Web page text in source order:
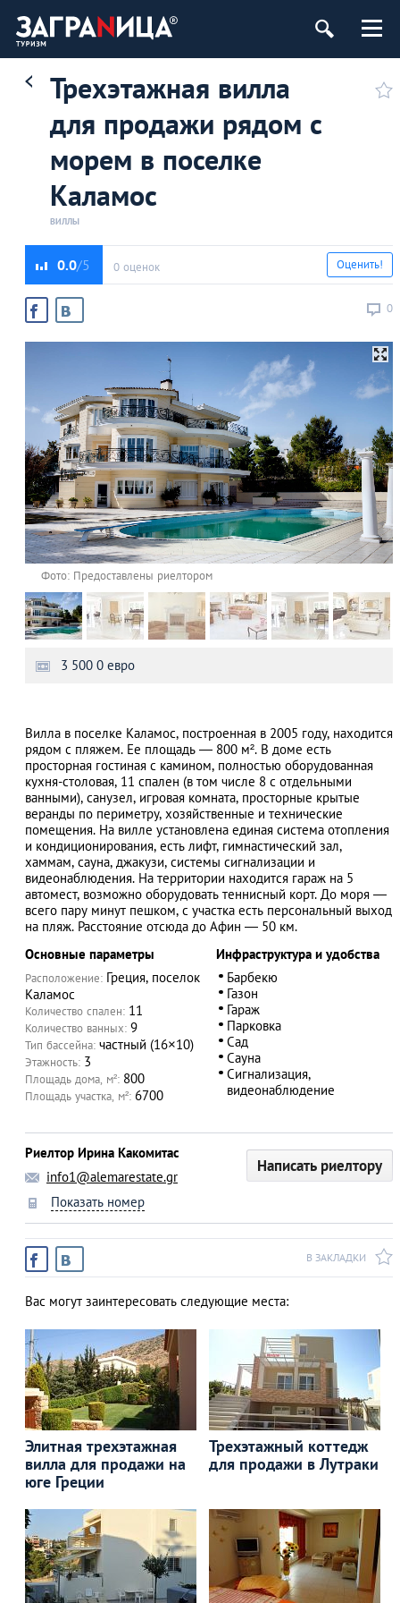
АЗАД
Трехэтажная вилла
для продажи рядом с
морем в поселке
Каламос
ВИЛЛЫ
0.0 0 оценок
0
Оценить!
Фото: Предоставлены риелтором
3 500 0 евро
Вилла в поселке Каламос, построенная в 2005 году, находится
рядом с пляжем. Ее площадь ― 800 м². В доме есть
просторная гостиная с камином, полностью оборудованная
кухня-столовая, 11 спален (в том числе 8 с отдельными
ванными), санузел, игровая комната, просторные крытые
веранды по периметру, хозяйственные и технические
помещения. На вилле установлена единая система отопления
и кондиционирования, есть лифт, гимнастический зал,
хаммам, сауна, джакузи, системы сигнализации и
видеонаблюдения. На территории находится гараж на 5
автомест, возможно оборудовать теннисный корт. До моря ―
всего пару минут пешком, с участка есть персональный выход
на пляж. Расстояние отсюда до Афин ― 50 км.
Основные параметры
Расположение: Греция, поселок
Каламос
Количество спален: 11
Количество ванных: 9
Тип бассейна: частный (16×10)
Этажность: 3
Площадь дома, м²: 800
Площадь участка, м²: 6700
Инфраструктура и удобства
Барбекю
Газон
Гараж
Парковка
Сад
Сауна
Сигнализация,
видеонаблюдение
Риелтор Ирина Какомитас
info1@alemarestate.gr
Показать номер
Написать риелтору
В ЗАКЛАДКИ
Вас могут заинтересовать следующие места:
Элитная трехэтажная
вилла для продажи на
юге Греции
Трехэтажный коттедж
для продажи в Лутраки